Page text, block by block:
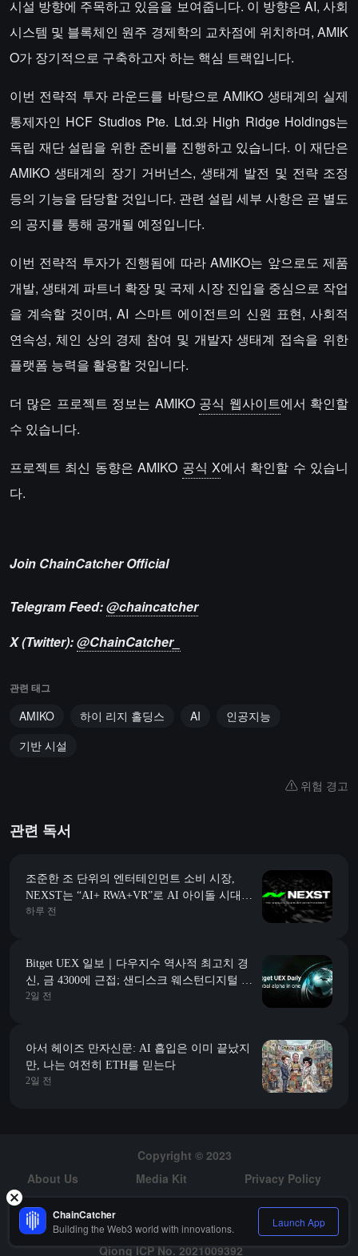
시설 방향에 주목하고 있음을 보여줍니다. 이 방향은 AI, 사회
시스템 및 블록체인 원주 경제학의 교차점에 위치하며, AMIK
O가 장기적으로 구축하고자 하는 핵심 트랙입니다.
이번 전략적 투자 라운드를 바탕으로 AMIKO 생태계의 실제
통제자인 HCF Studios Pte. Ltd.와 High Ridge Holdings는
독립 재단 설립을 위한 준비를 진행하고 있습니다. 이 재단은
AMIKO 생태계의 장기 거버넌스, 생태계 발전 및 전략 조정
등의 기능을 담당할 것입니다. 관련 설립 세부 사항은 곧 별도
의 공지를 통해 공개될 예정입니다.
이번 전략적 투자가 진행됨에 따라 AMIKO는 앞으로도 제품
개발, 생태계 파트너 확장 및 국제 시장 진입을 중심으로 작업
을 계속할 것이며, AI 스마트 에이전트의 신원 표현, 사회적
연속성, 체인 상의 경제 참여 및 개발자 생태계 접속을 위한
플랫폼 능력을 활용할 것입니다.
더 많은 프로젝트 정보는 AMIKO 공식 웹사이트에서 확인할
수 있습니다.
프로젝트 최신 동향은 AMIKO 공식 X에서 확인할 수 있습니
다.
Join ChainCatcher Official
Telegram Feed:@chaincatcher
X (Twitter):@ChainCatcher_
관련 태그
AMIKO 하이 리지 홀딩스 AI
인공지능
기반 시설
위험 경고
관련 독서
조준한 조 단위의 엔터테인먼트 소비 시장,
NEXST는 “AI+ RWA+VR”로 AI 아이돌 시대의
“JYP”를 만들어갑니다
하루 전
Bitget UEX 일보｜다우지수 역사적 최고치 경
신, 금 4300에 근접; 샌디스크 웨스턴디지털 가
이던스 예상에 미치지 못해 급락; 스페이스X 첫
2일 전
아서 헤이즈 만자신문: AI 흡입은 이미 끝났지
만, 나는 여전히 ETH를 믿는다
2일 전
Copyright © 2023
About Us
Media Kit
Privacy Policy
Risk Warning
Hiring
Qiong ICP No. 2021009392
ChainCatcher
Building the Web3 world with innovations. Launch App